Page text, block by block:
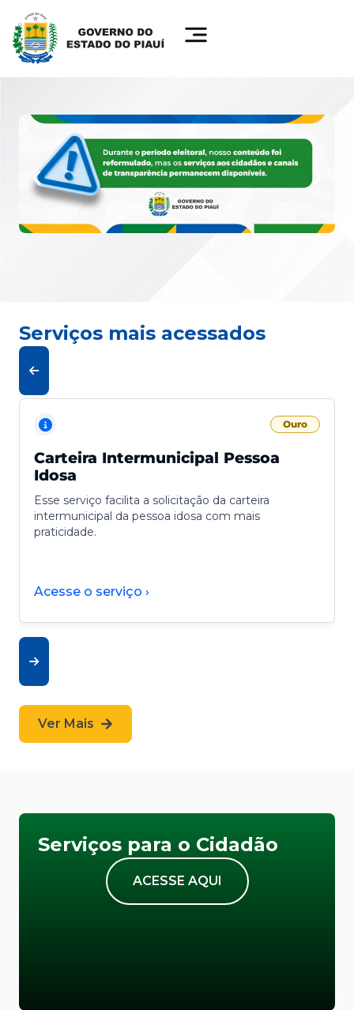
Serviços mais acessados
Ouro
Carteira Intermunicipal Pessoa
Idosa
Esse serviço facilita a solicitação da carteira
intermunicipal da pessoa idosa com mais
praticidade.
Acesse o serviço ›
Ver Mais
Serviços para o Cidadão
ACESSE AQUI